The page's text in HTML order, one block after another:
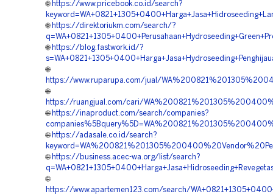
🌐 https://www.pricebook.co.id/search?
🌐 https://direktoriukm.com/search/?
🌐 https://blog.fastwork.id/?
🌐
https://www.ruparupa.com/jual/
🌐
https://ruangjual.com/cari/
🌐 https://inaproduct.com/search/companies?
🌐 https://adasale.co.id/search?
🌐 https://business.acec-wa.org/list/search?
🌐
https://www.apartemen123.com/search/